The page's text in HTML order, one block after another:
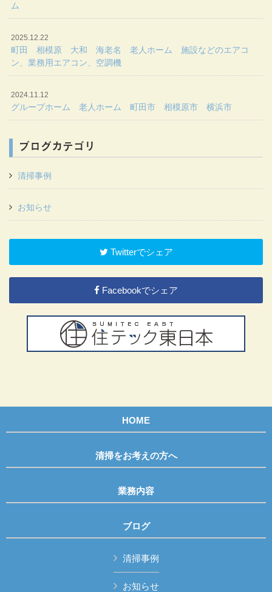
ム
2025.12.22
町田 相模原 大和 海老名 老人ホーム 施設などのエアコ
ン、業務用エアコン、空調機
2024.11.12
グループホーム 老人ホーム 町田市 相模原市 横浜市
ブログカテゴリ
清掃事例
お知らせ
Twitterでシェア
Facebookでシェア
HOME
清掃をお考えの方へ
業務内容
ブログ
清掃事例
お知らせ